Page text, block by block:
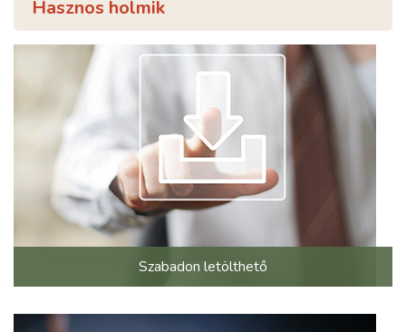
Hasznos holmik
Szabadon letölthető